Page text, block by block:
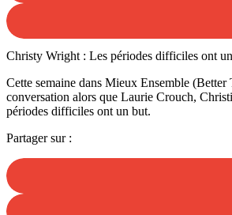
Christy Wright : Les périodes difficiles ont
Cette semaine dans Mieux Ensemble
conversation alors que Laurie Crouch,
périodes difficiles ont un but.
Partager sur :